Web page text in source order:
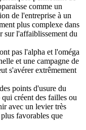
comme un
de l'entreprise à un
plus complexe dans
sur l'affaiblissement du
pas l'alpha et l'oméga
et une campagne de
s'avérer extrêmement
points d'usure du
créent des failles ou
avec un levier très
favorables que